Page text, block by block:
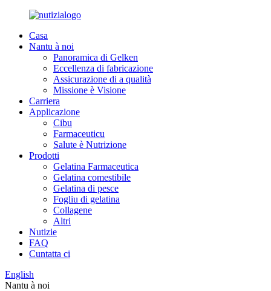
Casa
Nantu à noi
Panoramica di Gelken
Eccellenza di fabricazione
Assicurazione di a qualità
Missione è Visione
Carriera
Applicazione
Cibu
Farmaceuticu
Salute è Nutrizione
Prodotti
Gelatina Farmaceutica
Gelatina comestibile
Gelatina di pesce
Fogliu di gelatina
Collagene
Altri
Nutizie
FAQ
Cuntatta ci
English
Nantu à noi